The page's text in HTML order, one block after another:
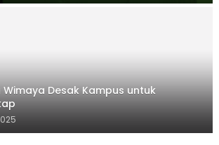
Desak Kampus untuk